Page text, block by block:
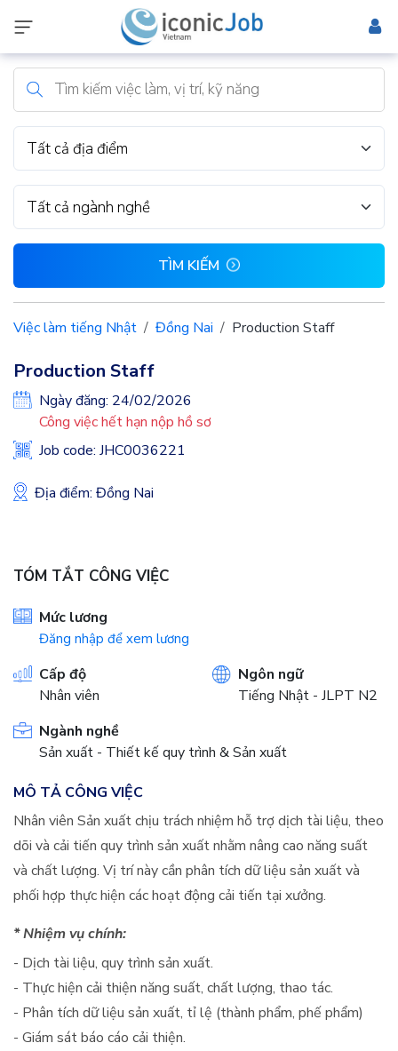
Tất cả địa điểm
Tất cả ngành nghề
TÌM KIẾM
Việc làm tiếng Nhật Đồng Nai Production Staff
Production Staff
Ngày đăng: 24/02/2026
Công việc hết hạn nộp hồ sơ
Job code: JHC0036221
Địa điểm: Đồng Nai
TÓM TẮT CÔNG VIỆC
Mức lương
Đăng nhập để xem lương
Cấp độ
Nhân viên
Ngôn ngữ
Tiếng Nhật - JLPT N2
Ngành nghề
Sản xuất - Thiết kế quy trình & Sản xuất
MÔ TẢ CÔNG VIỆC
Nhân viên Sản xuất chịu trách nhiệm hỗ trợ dịch tài liệu, theo
dõi và cải tiến quy trình sản xuất nhằm nâng cao năng suất
và chất lượng. Vị trí này cần phân tích dữ liệu sản xuất và
phối hợp thực hiện các hoạt động cải tiến tại xưởng.
* Nhiệm vụ chính:
- Dịch tài liệu, quy trình sản xuất.
- Thực hiện cải thiện năng suất, chất lượng, thao tác.
- Phân tích dữ liệu sản xuất, tỉ lệ (thành phẩm, phế phẩm)
- Giám sát báo cáo cải thiện.